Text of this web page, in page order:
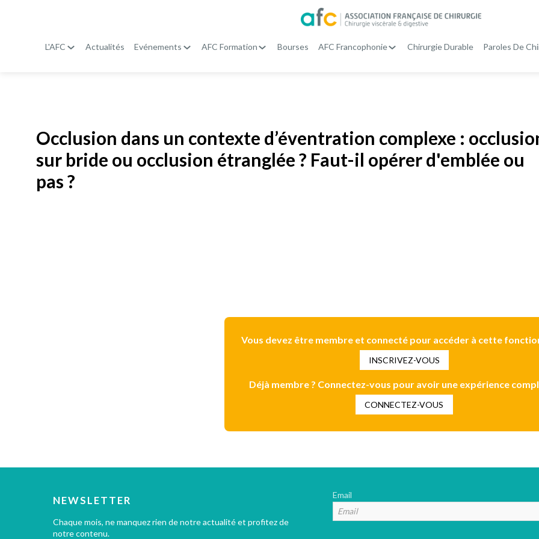
L'AFC Actualités Evénements AFC Formation Bourses AFC Francophonie Chirurgie Durable Paroles De
Occlusion dans un contexte d’éventration complexe :
sur bride ou occlusion étranglée ? Faut-il opérer d'emblée ou
pas ?
Vous devez être membre et connecté pour accéder à cette
INSCRIVEZ-VOUS
Déjà membre ? Connectez-vous pour avoir une expérience
CONNECTEZ-VOUS
NEWSLETTER
Chaque mois, ne manquez rien de notre actualité et profitez de
notre contenu.
Email